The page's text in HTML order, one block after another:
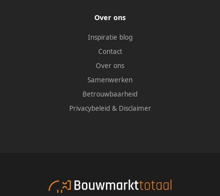
Over ons
Inspiratie blog
Contact
Over ons
Samenwerken
Betrouwbaarheid
Privacybeleid & Disclaimer